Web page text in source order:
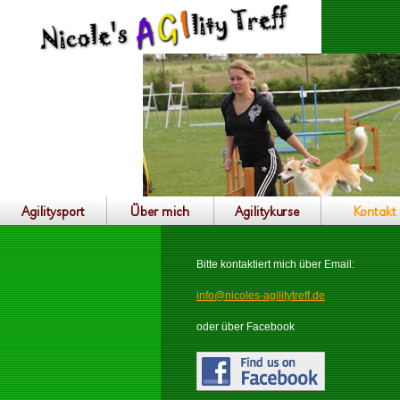
Bitte kontaktiert mich über Email:
info@nicoles-agilitytreff.de
oder über Facebook